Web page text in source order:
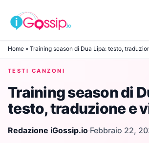
Skip to content
Home » Training season di Dua Lipa: testo,
TESTI CANZONI
Training season di
testo, traduzione e
Redazione iGossip.io·Febbraio 22,